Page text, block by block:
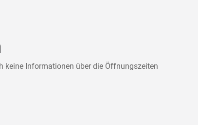
keine Informationen über die Öffnungszeiten